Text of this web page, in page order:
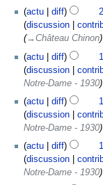
20
avril
2020
actu diff
discussion
→‎Château Chinon
avril
2020
actu diff
discussion
Notre-Dame - 1930
actu
diff
discussion
Notre-Dame - 1930
actu
diff
discussion
Notre-Dame - 1930